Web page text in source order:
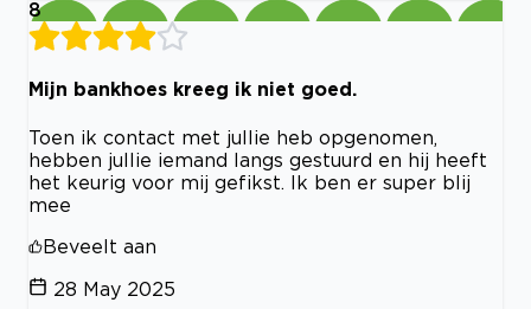
8
Mijn bankhoes kreeg ik niet goed.
Toen ik contact met jullie heb opgenomen,
hebben jullie iemand langs gestuurd en hij heeft
het keurig voor mij gefikst. Ik ben er super blij
mee
Beveelt aan
28 May 2025